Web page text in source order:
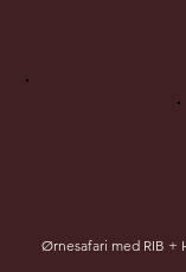
Ørnesafari med RIB +